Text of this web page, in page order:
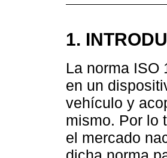
1.
La norma ISO
en un
vehículo y
mismo. Por lo
el mercado